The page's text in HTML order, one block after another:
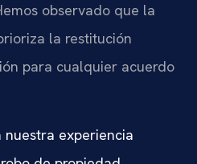
observado que la
la restitución
para cualquier acuerdo
nuestra experiencia